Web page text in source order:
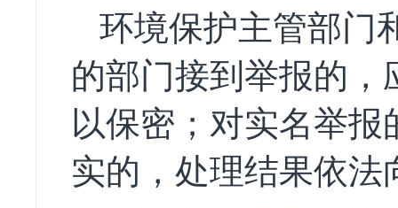
环境保护主管部门
的部门接到举报的
以保密；对实名举
实的，处理结果依